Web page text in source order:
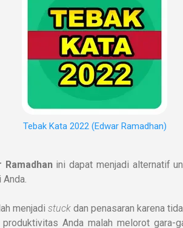
Tebak Kata 2022 (Edwar Ramadhan)
Ramadhan ini dapat menjadi alternatif
menjadi stuck dan penasaran karena
produktivitas Anda malah melorot gara-